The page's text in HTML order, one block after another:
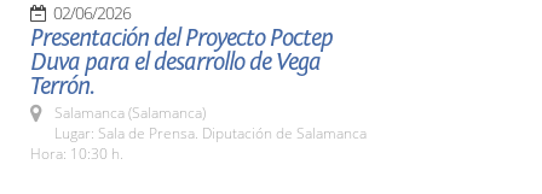
02/06/2026
Presentación del Proyecto Poctep
Duva para el desarrollo de Vega
Terrón.
Salamanca (Salamanca)
Lugar: Sala de Prensa. Diputación de Salamanca
Hora: 10:30 h.